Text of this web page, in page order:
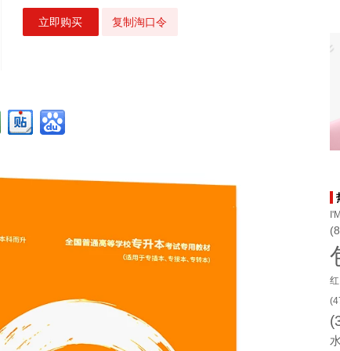
立即购买 复制淘口令
红
水